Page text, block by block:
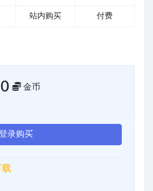
站内购买 付费
金币
录购买
载